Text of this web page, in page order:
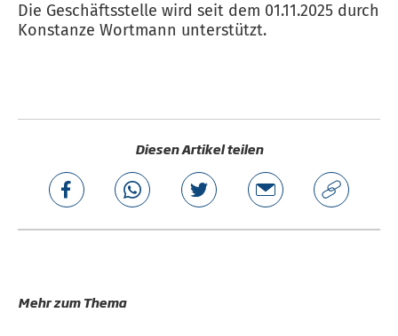
Die Geschäftsstelle wird seit dem 01.11.2025 durch
Konstanze Wortmann unterstützt.
Diesen Artikel teilen
Mehr zum Thema